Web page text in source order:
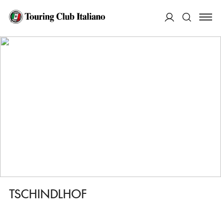
HOME
APPIANO SULLA STRADA DEL VINO/EPPAN AN DER WEINSTRASSE
DORMIRE
TSCHINDLHOF